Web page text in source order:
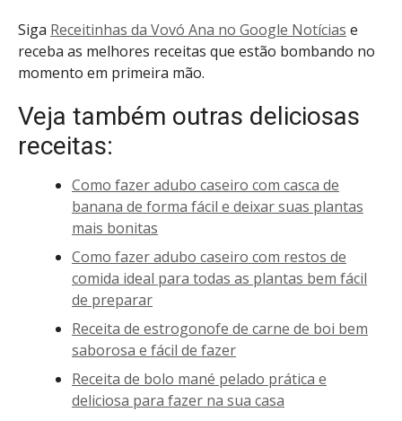
Siga Receitinhas da Vovó Ana no Google Notícias e
receba as melhores receitas que estão bombando no
momento em primeira mão.
Veja também outras deliciosas
receitas:
Como fazer adubo caseiro com casca de
banana de forma fácil e deixar suas plantas
mais bonitas
Como fazer adubo caseiro com restos de
comida ideal para todas as plantas bem fácil
de preparar
Receita de estrogonofe de carne de boi bem
saborosa e fácil de fazer
Receita de bolo mané pelado prática e
deliciosa para fazer na sua casa